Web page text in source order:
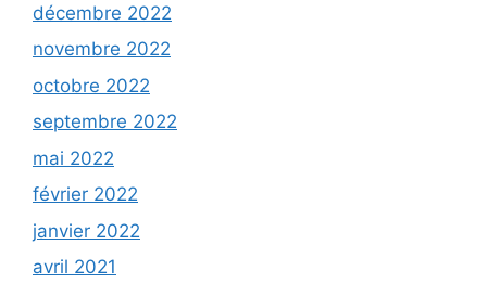
décembre 2022
novembre 2022
octobre 2022
septembre 2022
mai 2022
février 2022
janvier 2022
avril 2021